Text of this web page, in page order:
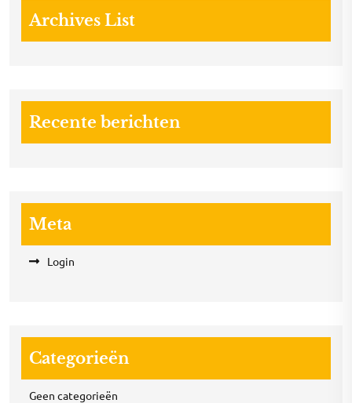
Archives List
Recente berichten
Meta
Login
Categorieën
Geen categorieën